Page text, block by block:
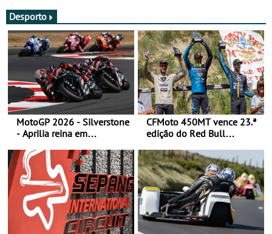
Desporto
MotoGP 2026 - Silverstone
- Aprilia reina em
liderança
CFMoto 450MT vence 23.ª
edição do Red Bull
Categorias Adventure -
Vitória na Ultimate, Core e
Lite